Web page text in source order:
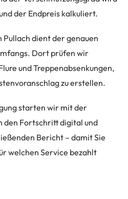
der Endpreis kalkuliert.
Pullach dient der genauen
Dort prüfen wir
und Treppenabsenkungen,
zu erstellen.
starten wir mit der
den Fortschritt digital und
Bericht – damit Sie
welchen Service bezahlt